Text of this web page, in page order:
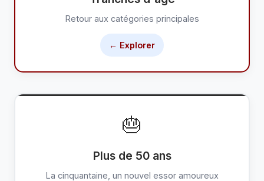
compatibilités réellement harmonieuses.
Nous offrons un environnement conçu
spécifiquement pour les seniors : interface
numérique et une communauté
accueillante. Que vous recherchiez une
relation amoureuse, une amitié solide ou
simplement des compagnons de sorties,
Retour aux catégories principales
← Explorer
🎂
Plus de 50 ans
La cinquantaine, un nouvel essor amoureux